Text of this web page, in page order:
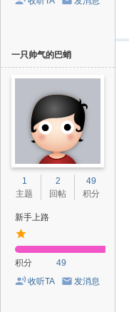
一只帅气的巴蛸
1
主题
2
回帖
49
积分
新手上路
积分
49
收听TA
发消息